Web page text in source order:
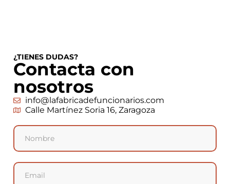
¿TIENES DUDAS?
Contacta con
nosotros
info@lafabricadefuncionarios.com
Calle Martínez Soria 16, Zaragoza